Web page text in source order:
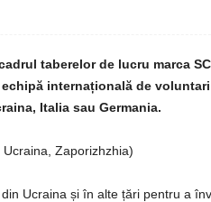
taberelor de lucru marca
internațională de voluntari
Italia sau Germania.
Zaporizhzhia)
Ucraina și în alte țări pentru a